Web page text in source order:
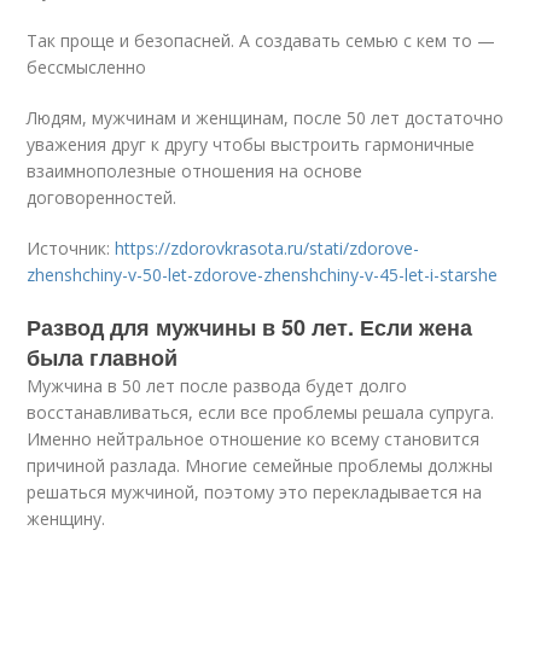
Так проще и безопасней. А создавать семью с кем то —
бессмысленно
Людям, мужчинам и женщинам, после 50 лет достаточно
уважения друг к другу чтобы выстроить гармоничные
взаимнополезные отношения на основе
договоренностей.
Источник:https://zdorovkrasota.ru/stati/zdorove-
zhenshchiny-v-50-let-zdorove-zhenshchiny-v-45-let-i-starshe
Развод для мужчины в 50 лет. Если жена
была главной
Мужчина в 50 лет после развода будет долго
восстанавливаться, если все проблемы решала супруга.
Именно нейтральное отношение ко всему становится
причиной разлада. Многие семейные проблемы должны
решаться мужчиной, поэтому это перекладывается на
женщину.